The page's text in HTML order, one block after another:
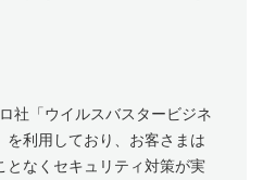
社「ウイルスバスタービジネ
を利用しており、お客さまは
となくセキュリティ対策が実